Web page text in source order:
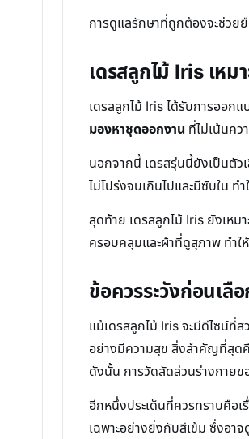
การดูแลรักษาที่ถูกต้องจะช่วย
เดรสลูกไม้ Iris เหม
เดรสลูกไม้ Iris ได้รับการออก
มองหาชุดออกงาน ที่ไม่เน้นค
นอกจากนี้ เดรสรุ่นนี้ยังเป็นตัว
ไม่โปร่งจนเกินไปและมีซับใน
สุดท้าย เดรสลูกไม้ Iris ยังเหมา
ครอบคลุมและผ้าที่ดูสุภาพ ทำใ
ข้อควรระวังก่อนเลื
แม้เดรสลูกไม้ Iris จะมีดีไซน์ที่
อย่างมีความสุข สิ่งสำคัญที่สุดคื
ดังนั้น การวัดสัดส่วนร่างกายข
อีกหนึ่งประเด็นที่ควรทราบคือ
เฉพาะอย่างยิ่งกับสีเข้ม ซึ่งอ